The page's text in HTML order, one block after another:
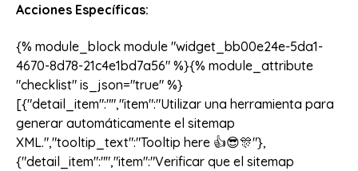
Acciones Específicas:
{% module_block module "widget_bb00e24e-5da1-
4670-8d78-21c4e1bd7a56" %}{% module_attribute
"checklist" is_json="true" %}
[{"detail_item":"","item":"Utilizar una herramienta para
generar automáticamente el sitemap
XML.","tooltip_text":"Tooltip here 👍😎🎊"},
{"detail_item":"","item":"Verificar que el sitemap